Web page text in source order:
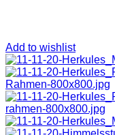
Add to wishlist